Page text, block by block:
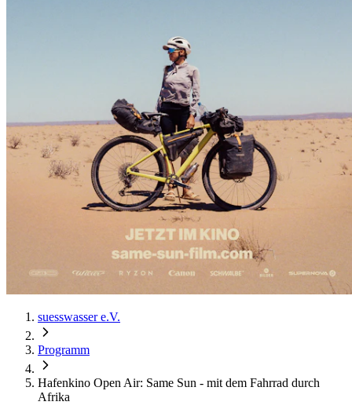
suesswasser e.V.
Programm
Hafenkino Open Air: Same Sun - mit dem Fahrrad durch
Afrika